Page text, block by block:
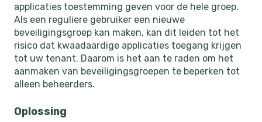
applicaties toestemming geven voor de hele groep.
Als een reguliere gebruiker een nieuwe
beveiligingsgroep kan maken, kan dit leiden tot het
risico dat kwaadaardige applicaties toegang krijgen
tot uw tenant. Daarom is het aan te raden om het
aanmaken van beveiligingsgroepen te beperken tot
alleen beheerders.
Oplossing